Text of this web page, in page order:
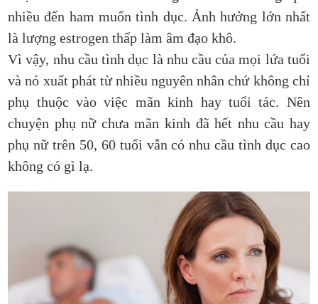
nhiều đến ham muốn tình dục. Ảnh hưởng lớn nhất
là lượng estrogen thấp làm âm đạo khô.
Vì vậy, nhu cầu tình dục là nhu cầu của mọi lứa tuổi
và nó xuất phát từ nhiều nguyên nhân chứ không chỉ
phụ thuộc vào việc mãn kinh hay tuổi tác. Nên
chuyện phụ nữ chưa mãn kinh đã hết nhu cầu hay
phụ nữ trên 50, 60 tuổi vẫn có nhu cầu tình dục cao
không có gì lạ.